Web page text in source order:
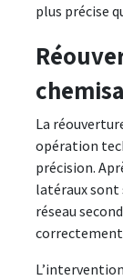
plus précise
La
opération
précision.
latéraux sont
réseau